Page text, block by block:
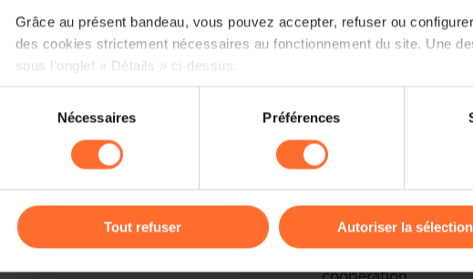
Grâce au présent bandeau, vous pouvez accepter, refuser ou
des cookies strictement nécessaires au fonctionnement du site. Une
sous l’onglet « Détails » ci-dessus.
Il est précisé que la navigation sur le site et certaines fonctionnalités
cas de refus de tous les cookies ou des cookies non nécessaires.
gauche de chaque page.
consentement
Nécessaires Préférences
Tout refuser Autoriser la sélection
economic
cooperation.
The networking
participants to
reflected a shared
concrete business
Particular attention
scheduled from 19
companies in
is expected to